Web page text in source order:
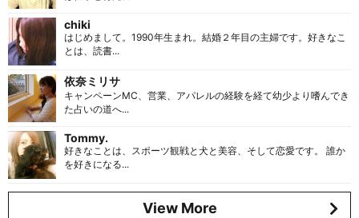
chiki
はじめまして。1990年生まれ。結婚２年目の主婦です。好きなこ
とは、読書...
依奈ミリサ
キャンペーンMC、営業、アパレルの経験を経て幼少より嗜んでき
た占いの道へ...
Tommy.
好きなことは、スポーツ観戦と犬と美容、そして恋愛です。 誰か
を好きになる...
View More